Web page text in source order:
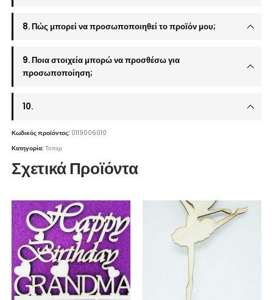
8. Πώς μπορεί να προσωποποιηθεί το προϊόν μου;
9. Ποια στοιχεία μπορώ να προσθέσω για
προσωποποίηση;
10.
Κωδικός προϊόντος: 0119006010
Κατηγορία:Τοπερ
Σχετικά Προϊόντα